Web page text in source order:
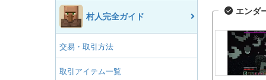
村人完全ガイド
交易・取引方法
取引アイテム一覧
エンダ